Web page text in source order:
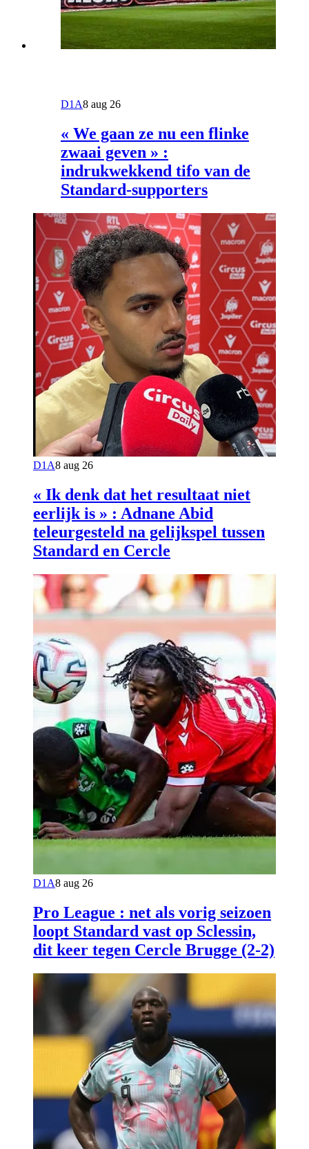
D1A8 aug 26
« We gaan ze nu een flinke
zwaai geven » :
indrukwekkend tifo van de
Standard-supporters
D1A8 aug 26
« Ik denk dat het resultaat niet
eerlijk is » : Adnane Abid
teleurgesteld na gelijkspel tussen
Standard en Cercle
D1A8 aug 26
Pro League : net als vorig seizoen
loopt Standard vast op Sclessin,
dit keer tegen Cercle Brugge (2-2)